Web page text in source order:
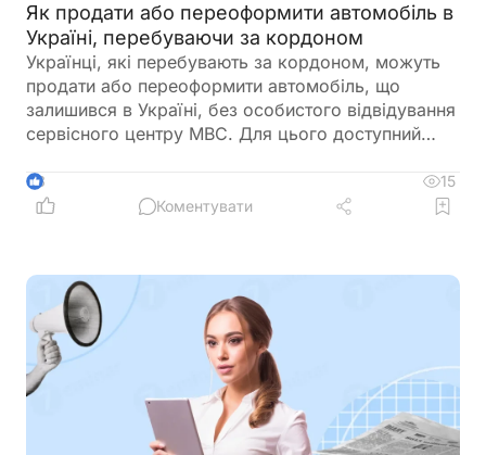
Як продати або переоформити автомобіль в
Україні, перебуваючи за кордоном
Українці, які перебувають за кордоном, можуть
продати або переоформити автомобіль, що
залишився в Україні, без особистого відвідування
сервісного центру МВС. Для цього доступний
довіреності на уповноваженого представника
3
15
Коментувати